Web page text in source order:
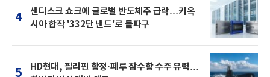
4
샌디스크 쇼크에 글로벌 반도체주 급락…키옥
시아 합작 '332단 낸드'로 돌파구
5
HD현대, 필리핀 함정·페루 잠수함 수주 유력…